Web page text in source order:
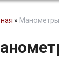
» Манометры